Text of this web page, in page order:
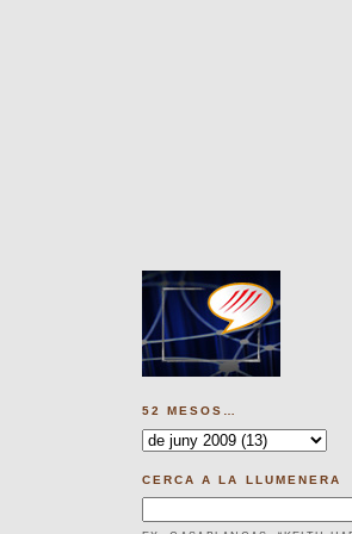
52 MESOS…
CERCA A LA LLUMENERA